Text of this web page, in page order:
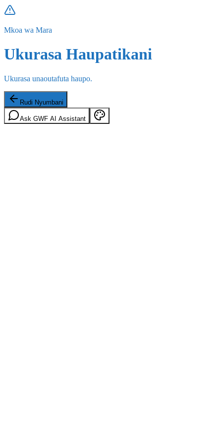
Mkoa wa Mara
Ukurasa Haupatikani
Ukurasa unaoutafuta haupo.
Rudi Nyumbani
Ask GWF AI Assistant